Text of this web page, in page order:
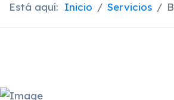
Está aquí: Inicio Servicios